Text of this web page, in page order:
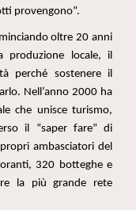
provengono”.
oltre 20 anni
locale, il
perché sostenere il
Nell’anno 2000 ha
che unisce turismo,
il “saper fare” di
ambasciatori del
320 botteghe e
la più grande rete